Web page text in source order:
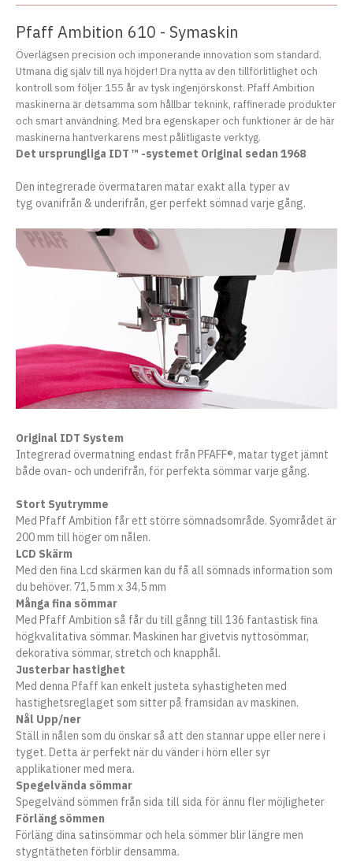
Pfaff Ambition 610 - Symaskin
Överlägsen precision och imponerande innovation som standard.
Utmana dig själv till nya höjder! Dra nytta av den tillförlitlighet och
kontroll som följer 155 år av tysk ingenjörskonst. Pfaff Ambition
maskinerna är detsamma som hållbar teknink, raffinerade produkter
och smart användning. Med bra egenskaper och funktioner är de här
maskinerna hantverkarens mest pålitligaste verktyg.
Det ursprungliga IDT ™ -systemet Original sedan 1968
Den integrerade övermataren matar exakt alla typer av
tyg ovanifrån & underifrån, ger perfekt sömnad varje gång.
Original IDT System
Integrerad övermatning endast från PFAFF®, matar tyget jämnt
både ovan- och underifrån, för perfekta sömmar varje gång.
Stort Syutrymme
Med Pfaff Ambition får ett större sömnadsområde. Syområdet är
200 mm till höger om nålen.
LCD Skärm
Med den fina Lcd skärmen kan du få all sömnads information som
du behöver. 71,5 mm x 34,5 mm
Många fina sömmar
Med Pfaff Ambition så får du till gånng till 136 fantastisk fina
högkvalitativa sömmar. Maskinen har givetvis nyttosömmar,
dekorativa sömmar, stretch och knapphål.
Justerbar hastighet
Med denna Pfaff kan enkelt justeta syhastigheten med
hastighetsreglaget som sitter på framsidan av maskinen.
Nål Upp/ner
Ställ in nålen som du önskar så att den stannar uppe eller nere i
tyget. Detta är perfekt när du vänder i hörn eller syr
applikationer med mera.
Spegelvända sömmar
Spegelvänd sömmen från sida till sida för ännu fler möjligheter
Förläng sömmen
Förläng dina satinsömmar och hela sömmer blir längre men
stygntätheten förblir densamma.